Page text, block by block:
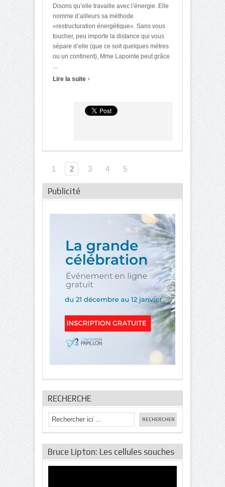
Disons qu’elle travaille avec l’énergie. Elle
nomme d’ailleurs sa méthode
«restructuration énergétique». Sans vous
toucher, peu importe la distance qui vous
sépare d’elle (que ce soit quelques mètres
ou un continent), Mme Lapointe peut grâce
Lire la suite ›
1 2 3 4 5
Publicité
RECHERCHE
Bruce Lipton: Les cellules souches